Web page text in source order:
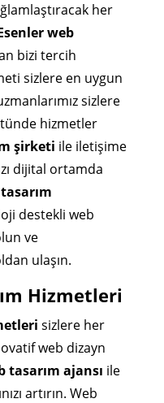
her
web
bizi tercih
sizlere en uygun
sizlere
hizmetler
şirketi ile iletişime
dijital ortamda
destekli web
ve
ulaşın.
Hizmetleri
sizlere her
web dizayn
tasarım ajansı ile
artırın. Web